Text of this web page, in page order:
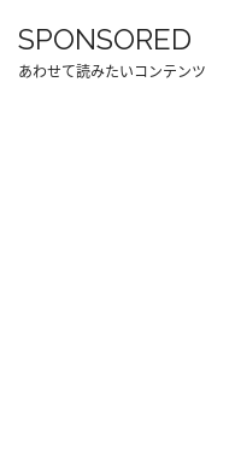
SPONSORED
あわせて読みたいコンテンツ